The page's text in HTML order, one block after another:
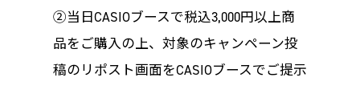
②当日CASIOブースで税込3,000円以上商
品をご購入の上、対象のキャンペーン投
稿のリポスト画面をCASIOブースでご提示